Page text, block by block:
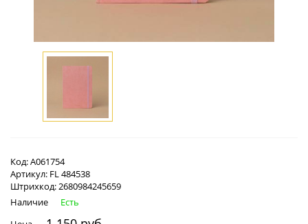
Код:А061754
Артикул: FL 484538
Штрихкод: 2680984245659
Наличие
Есть